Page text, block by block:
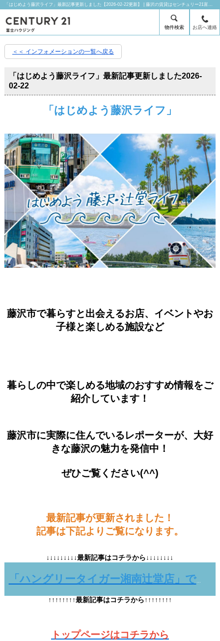
「はじめよう藤沢ライフ」最新記事更新しました【2026-02-22更新】 | 藤沢の賃貸はセンチュリー21富士ハウジングにお任せ下さい！
物件検索 お店へ連絡
＜＜ インフォメーションの一覧へ戻る
「はじめよう藤沢ライフ」最新記事更新しました2026-
02-22
「はじめよう藤沢ライフ」
藤沢市で暮らすと出会えるお店、イベントやお
子様と楽しめる施設など
暮らしの中で楽しめる地域のおすすめ情報をご
紹介しています！
藤沢市に実際に住んでいるレポーターが、大好
きな藤沢の魅力を発信中！
ぜひご覧ください(^^)
最新記事が更新されました！
記事は下記よりご覧になります。
↓↓↓↓↓↓↓↓↓最新記事はコチラから↓↓↓↓↓↓↓↓
「ハングリータイガー湘南辻堂店」で味わう粗挽きビーフ！
↑↑↑↑↑↑↑↑最新記事はコチラから↑↑↑↑↑↑↑↑
トップページはコチラから